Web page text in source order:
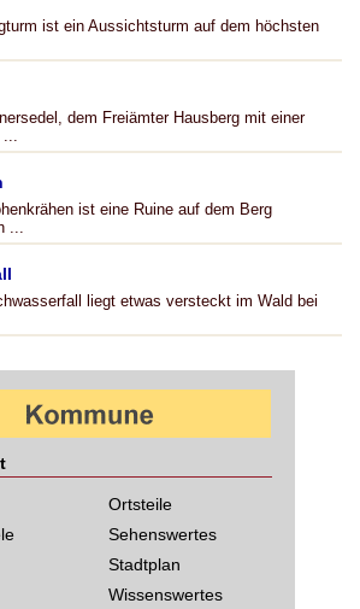
ist ein Aussichtsturm auf dem höchsten
dem Freiämter Hausberg mit einer
...
ist eine Ruine auf dem Berg
...
liegt etwas versteckt im Wald bei
Ortsteile
Sehenswertes
Stadtplan
Wissenswertes